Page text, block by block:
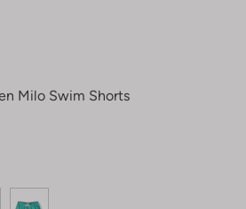
Milo Swim Shorts